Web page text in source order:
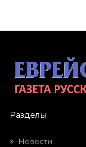
Разделы
Новости